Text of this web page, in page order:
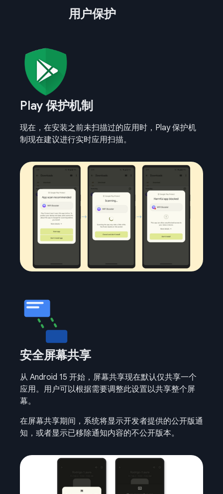
用户保护
Play 保护机制
现在，在安装之前未扫描过的应用时，Play 保护机
制现在建议进行实时应用扫描。
安全屏幕共享
从 Android 15 开始，屏幕共享现在默认仅共享一个
应用。用户可以根据需要调整此设置以共享整个屏
幕。
在屏幕共享期间，系统将显示开发者提供的公开版通
知，或者显示已移除通知内容的不公开版本。